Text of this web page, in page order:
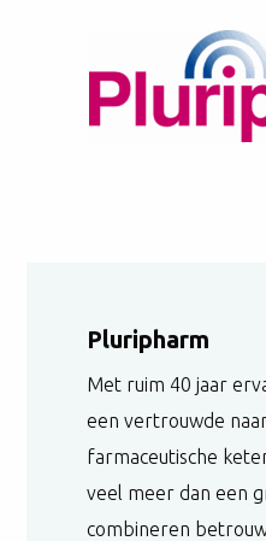
Pluripharm
Met ruim 40 jaar
een vertrouwde
farmaceutische
veel meer dan een
combineren